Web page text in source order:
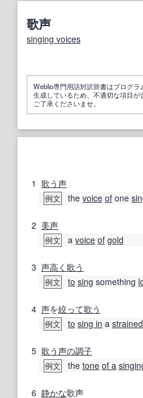
歌声
singing voices
Weblio専門用語対訳辞書はプログ
生成しているため、不適切な項目が
ご了承くださいませ。
1 歌う声
例文 the voice of one
2 美声
例文 a voice of gold
3 声高く 歌う
例文 to sing something
4 声を絞って歌う
例文 to sing in a strained
5 歌う声の調子
例文 the tone of a
6 静かな歌声